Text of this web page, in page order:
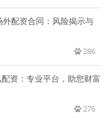
配资合同：风险揭示与
286
资：专业平台，助您财富
276